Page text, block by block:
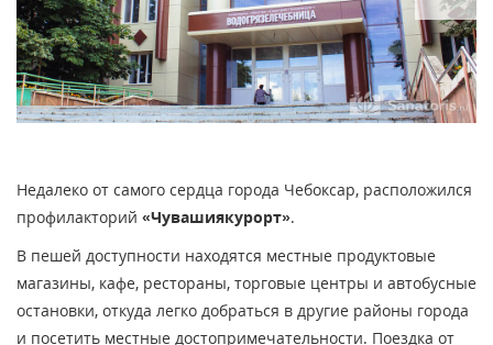
Недалеко от самого сердца города Чебоксар, расположился
профилакторий «Чувашиякурорт».
В пешей доступности находятся местные продуктовые
магазины, кафе, рестораны, торговые центры и автобусные
остановки, откуда легко добраться в другие районы города
и посетить местные достопримечательности. Поездка от